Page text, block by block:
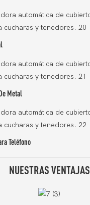
Metal
Teléfono
NUESTRAS VENTAJAS